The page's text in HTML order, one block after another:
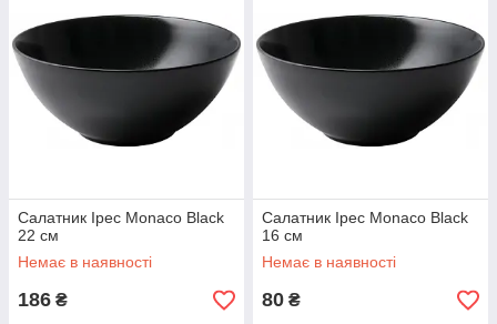
Салатник Ipec Monaco Black
22 см
Немає в наявності
186 ₴
Салатник Ipec Monaco Black
16 см
Немає в наявності
80 ₴